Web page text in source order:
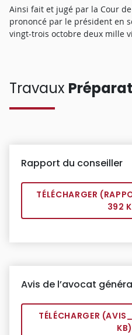
Ainsi fait et jugé par la Cour
prononcé par le président en
vingt-trois octobre deux mille
Travaux
Rapport du conseiller
TÉLÉCHARGER (
392
Avis de l’avocat
TÉLÉCHARGER (
KB)